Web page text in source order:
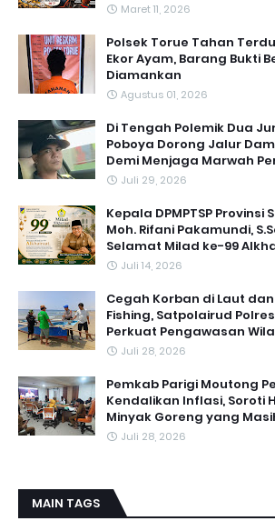
Maret 11, 2026
Polsek Torue Tahan
Ekor Ayam, Barang Bukti
Diamankan
Agustus 01, 2026
Di Tengah Polemik Dua
Poboya Dorong Jalur
Demi Menjaga Marwah
Juli 29, 2026
Kepala DPMPTSP Provinsi
Moh. Rifani Pakamundi,
Selamat Milad ke-99
Juli 14, 2026
Cegah Korban di Laut
Fishing, Satpolairud
Perkuat Pengawasan
Juli 28, 2026
Pemkab Parigi Moutong
Kendalikan Inflasi, Soroti
Minyak Goreng yang
Juli 28, 2026
MAIN TAGS